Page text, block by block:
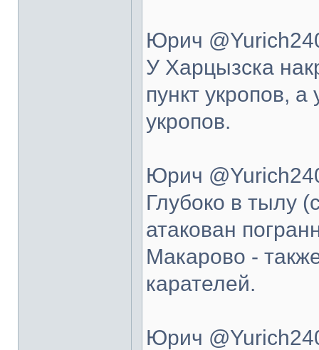
Юрич
У Харцызска
пункт укропов,
укропов.
Юрич
Глубоко в тылу
атакован
Макарово -
карателей.
Юрич